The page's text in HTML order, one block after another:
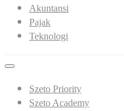
Akuntansi
Pajak
Teknologi
Szeto Priority
Szeto Academy